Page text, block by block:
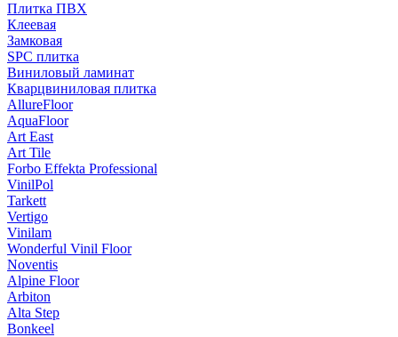
Плитка ПВХ
Клеевая
Замковая
SPC плитка
Виниловый ламинат
Кварцвиниловая плитка
AllureFloor
AquaFloor
Art East
Art Tile
Forbo Effekta Professional
VinilPol
Tarkett
Vertigo
Vinilam
Wonderful Vinil Floor
Noventis
Alpine Floor
Arbiton
Alta Step
Bonkeel